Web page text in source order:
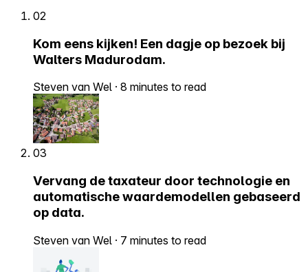
02
Kom eens kijken! Een dagje op bezoek bij
Walters Madurodam.
Steven van Wel · 8 minutes to read
03
Vervang de taxateur door technologie en
automatische waardemodellen gebaseerd
op data.
Steven van Wel · 7 minutes to read